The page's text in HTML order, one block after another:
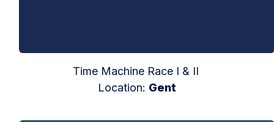
Time Machine Race I & II
Location: Gent